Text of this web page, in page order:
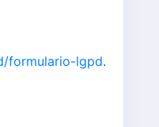
formulario-lgpd.